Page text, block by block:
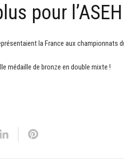
pour
la France aux championnats
médaille de bronze en double mixte !